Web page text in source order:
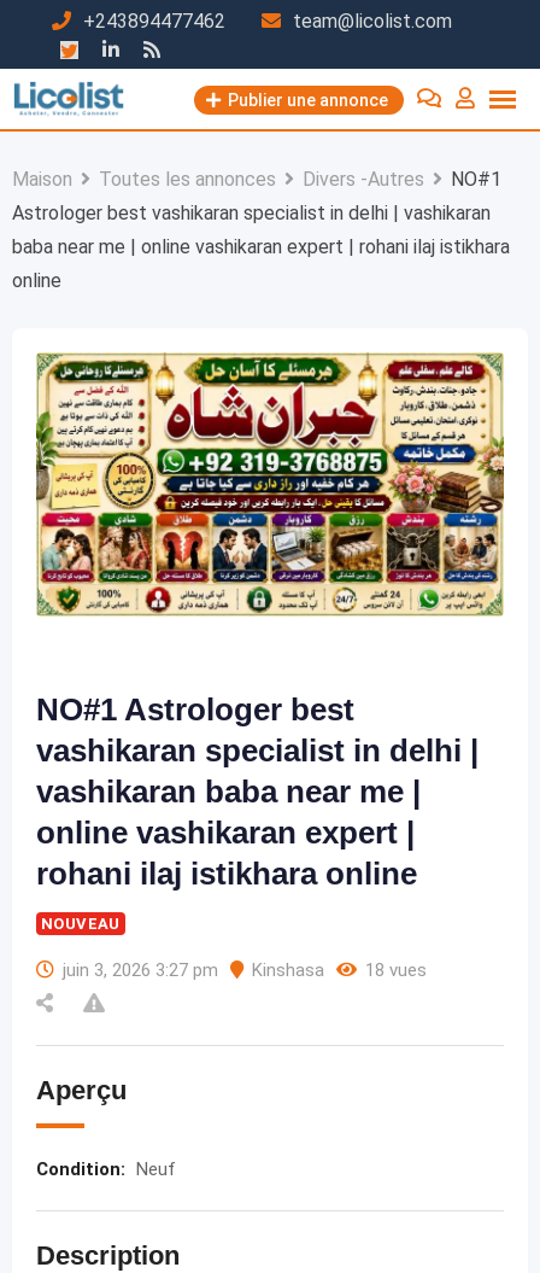
contenu
+243894477462 team@licolist.com
Publier une annonce
Maison Toutes les annonces Divers -Autres
NO#1
Astrologer best vashikaran specialist in delhi | vashikaran
baba near me | online vashikaran expert | rohani ilaj istikhara
online
NO#1 Astrologer best
vashikaran specialist in delhi |
vashikaran baba near me |
online vashikaran expert |
rohani ilaj istikhara online
NOUVEAU
juin 3, 2026 3:27 pm Kinshasa 18 vues
Aperçu
Condition: Neuf
Description